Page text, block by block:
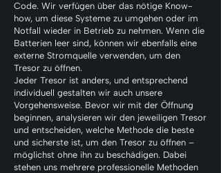
Code. Wir verfügen über das nötige Know-
how, um diese Systeme zu umgehen oder im
Notfall wieder in Betrieb zu nehmen. Wenn die
Batterien leer sind, können wir ebenfalls eine
externe Stromquelle verwenden, um den
Tresor zu öffnen.
Jeder Tresor ist anders, und entsprechend
individuell gestalten wir auch unsere
Vorgehensweise. Bevor wir mit der Öffnung
beginnen, analysieren wir den jeweiligen Tresor
und entscheiden, welche Methode die beste
und sicherste ist, um den Tresor zu öffnen –
möglichst ohne ihn zu beschädigen. Dabei
stehen uns mehrere professionelle Methoden